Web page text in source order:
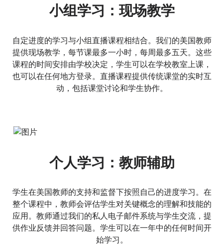
小组学习：现场教学
自定进度的学习与小组直播课程相结合。我们的美国教师
提供现场教学，每节课最多一小时，每周最多五天。这些
课程的时间安排由学校决定，学生可以在学校教室上课，
也可以在任何地方登录。直播课程提供传统课堂的实时互
动，包括课堂讨论和学生协作。
个人学习：教师辅助
学生在美国教师的支持和监督下按照自己的进度学习。在
整个课程中，教师会评估学生对关键概念的理解和技能的
应用。教师通过我们的私人电子邮件系统与学生交流，提
供作业反馈并回答问题。学生可以在一年中的任何时间开
始学习。